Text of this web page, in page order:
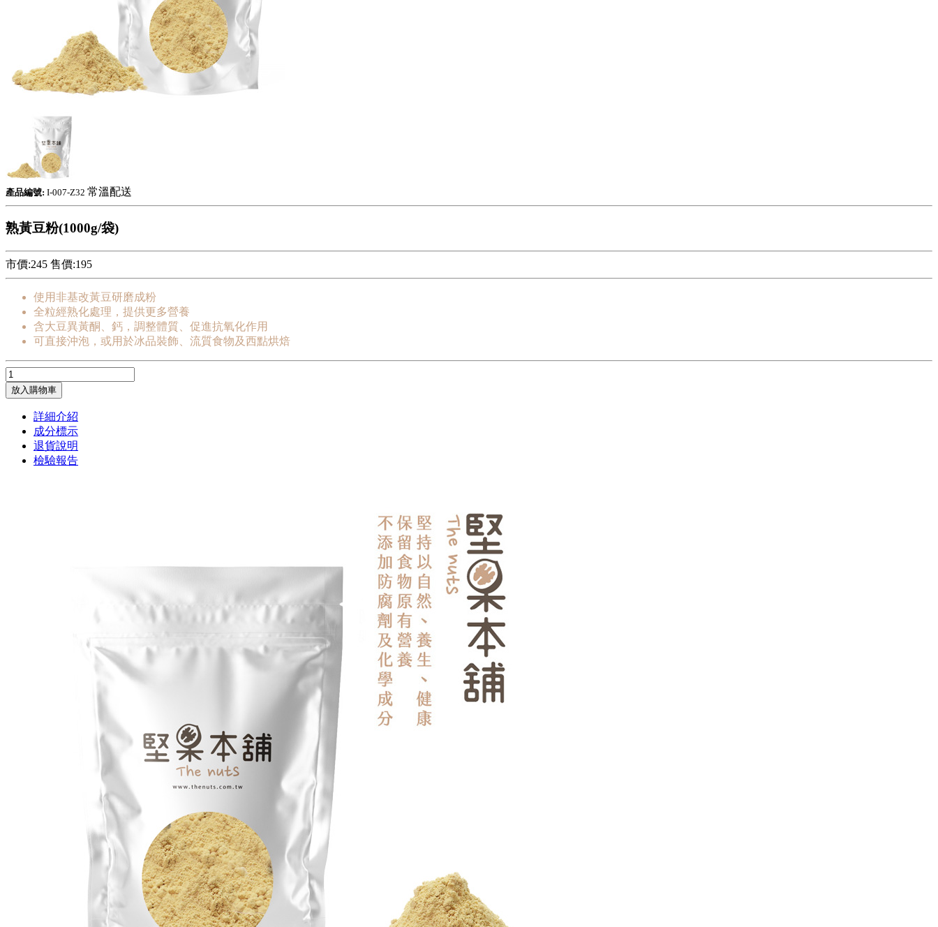
產品編號: I-007-Z32 常溫配送
熟黃豆粉(1000g/袋)
市價:245 售價:195
使用非基改黃豆研磨成粉
全粒經熟化處理，提供更多營養
含大豆異黃酮、鈣，調整體質、促進抗氧化作用
可直接沖泡，或用於冰品裝飾、流質食物及西點烘焙
放入購物車
詳細介紹
成分標示
退貨說明
檢驗報告